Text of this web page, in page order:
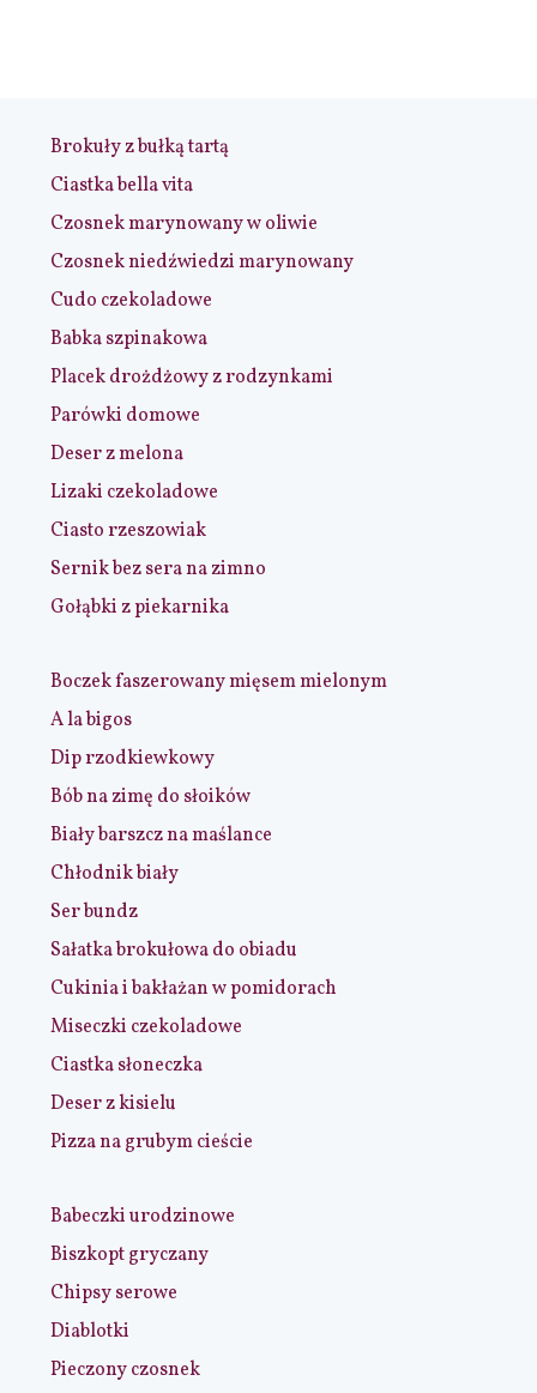
Brokuły z bułką tartą
Ciastka bella vita
Czosnek marynowany w oliwie
Czosnek niedźwiedzi marynowany
Cudo czekoladowe
Babka szpinakowa
Placek drożdżowy z rodzynkami
Parówki domowe
Deser z melona
Lizaki czekoladowe
Ciasto rzeszowiak
Sernik bez sera na zimno
Gołąbki z piekarnika
Boczek faszerowany mięsem mielonym
A la bigos
Dip rzodkiewkowy
Bób na zimę do słoików
Biały barszcz na maślance
Chłodnik biały
Ser bundz
Sałatka brokułowa do obiadu
Cukinia i bakłażan w pomidorach
Miseczki czekoladowe
Ciastka słoneczka
Deser z kisielu
Pizza na grubym cieście
Babeczki urodzinowe
Biszkopt gryczany
Chipsy serowe
Diablotki
Pieczony czosnek